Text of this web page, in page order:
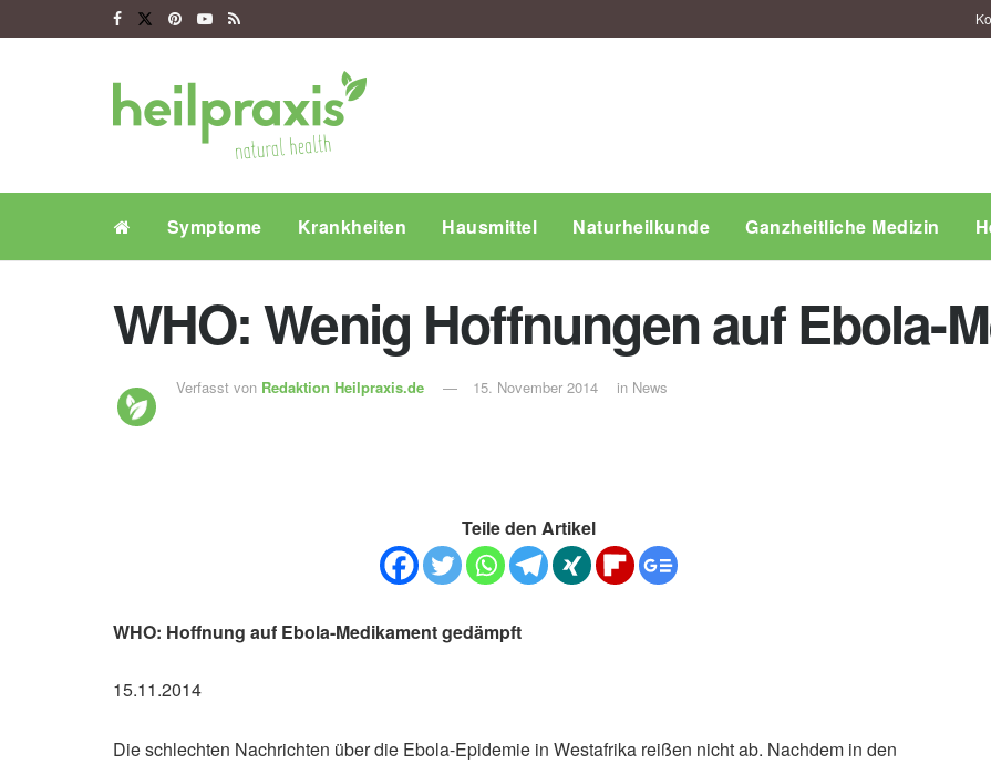
Symptome Krankheiten Hausmittel Naturheilkunde Ganzheitliche Medizin
WHO: Wenig Hoffnungen auf Ebola-
Verfasst von Redaktion Heilpraxis.de 15. November 2014 in News
Teile den Artikel
WHO: Hoffnung auf Ebola-Medikament gedämpft
15.11.2014
Die schlechten Nachrichten über die Ebola-Epidemie in Westafrika reißen nicht ab. Nachdem in den